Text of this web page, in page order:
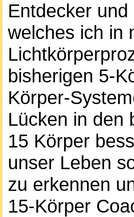
Entdecker
welches ich in
bisherigen 5-
Körper-
Lücken in den
15 Körper
unser Leben
zu erkennen
15-Körper